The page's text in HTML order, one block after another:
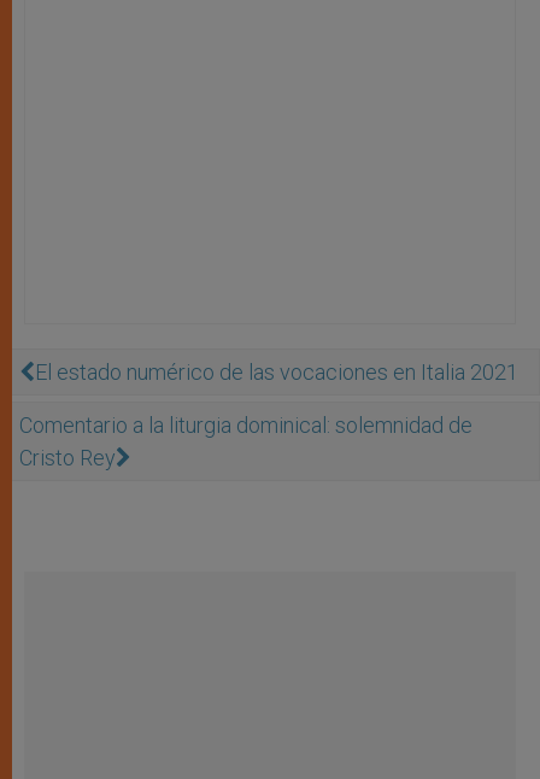
El estado numérico de las vocaciones en Italia 2021
Comentario a la liturgia dominical: solemnidad de
Cristo Rey